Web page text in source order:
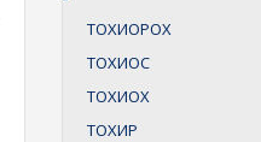
ТОХИОРОХ
ТОХИОС
ТОХИОХ
ТОХИР